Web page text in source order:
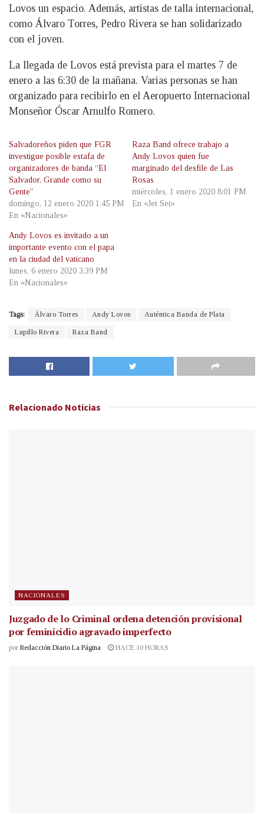
Lovos un espacio. Además, artistas de talla internacional,
como Álvaro Torres, Pedro Rivera se han solidarizado
con el joven.
La llegada de Lovos está prevista para el martes 7 de
enero a las 6:30 de la mañana. Varias personas se han
organizado para recibirlo en el Aeropuerto Internacional
Monseñor Óscar Arnulfo Romero.
Salvadoreños piden que FGR
investigue posible estafa de
organizadores de banda “El
Salvador, Grande como su
Gente”
domingo, 12 enero 2020 1:45 PM
En «Nacionales»
Raza Band ofrece trabajo a
Andy Lovos quien fue
marginado del desfile de Las
Rosas
miércoles, 1 enero 2020 8:01 PM
En «Jet Set»
Andy Lovos es invitado a un
importante evento con el papa
en la ciudad del vaticano
lunes, 6 enero 2020 3:39 PM
En «Nacionales»
Tags: Álvaro Torres Andy Lovos Auténtica Banda de Plata
Lupillo Rivera Raza Band
Relacionado Noticias
NACIONALES
Juzgado de lo Criminal ordena detención provisional
por feminicidio agravado imperfecto
por Redacción Diario La Página HACE 10 HORAS